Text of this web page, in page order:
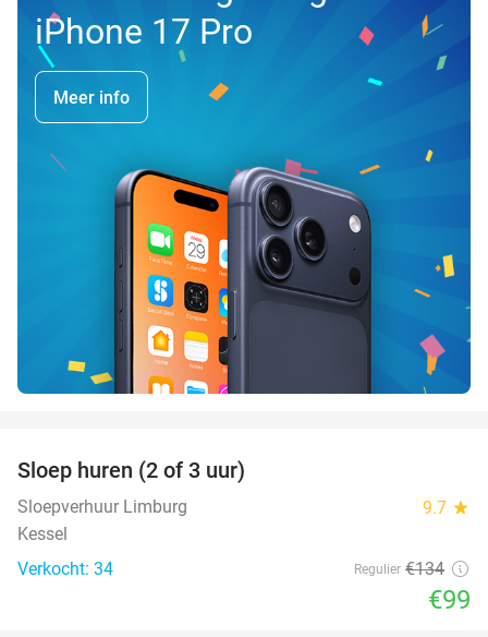
iPhone 17 Pro
Meer info
Sloep huren (2 of 3 uur)
Sloepverhuur Limburg 9.7 star
Kessel
Verkocht: 34
Regulier €134
€99